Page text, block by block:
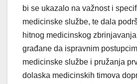
bi se ukazalo na važnost i
medicinske službe, te dala
hitnog medicinskog
građane da ispravnim
medicinske službe i pružanja
dolaska medicinskih timova